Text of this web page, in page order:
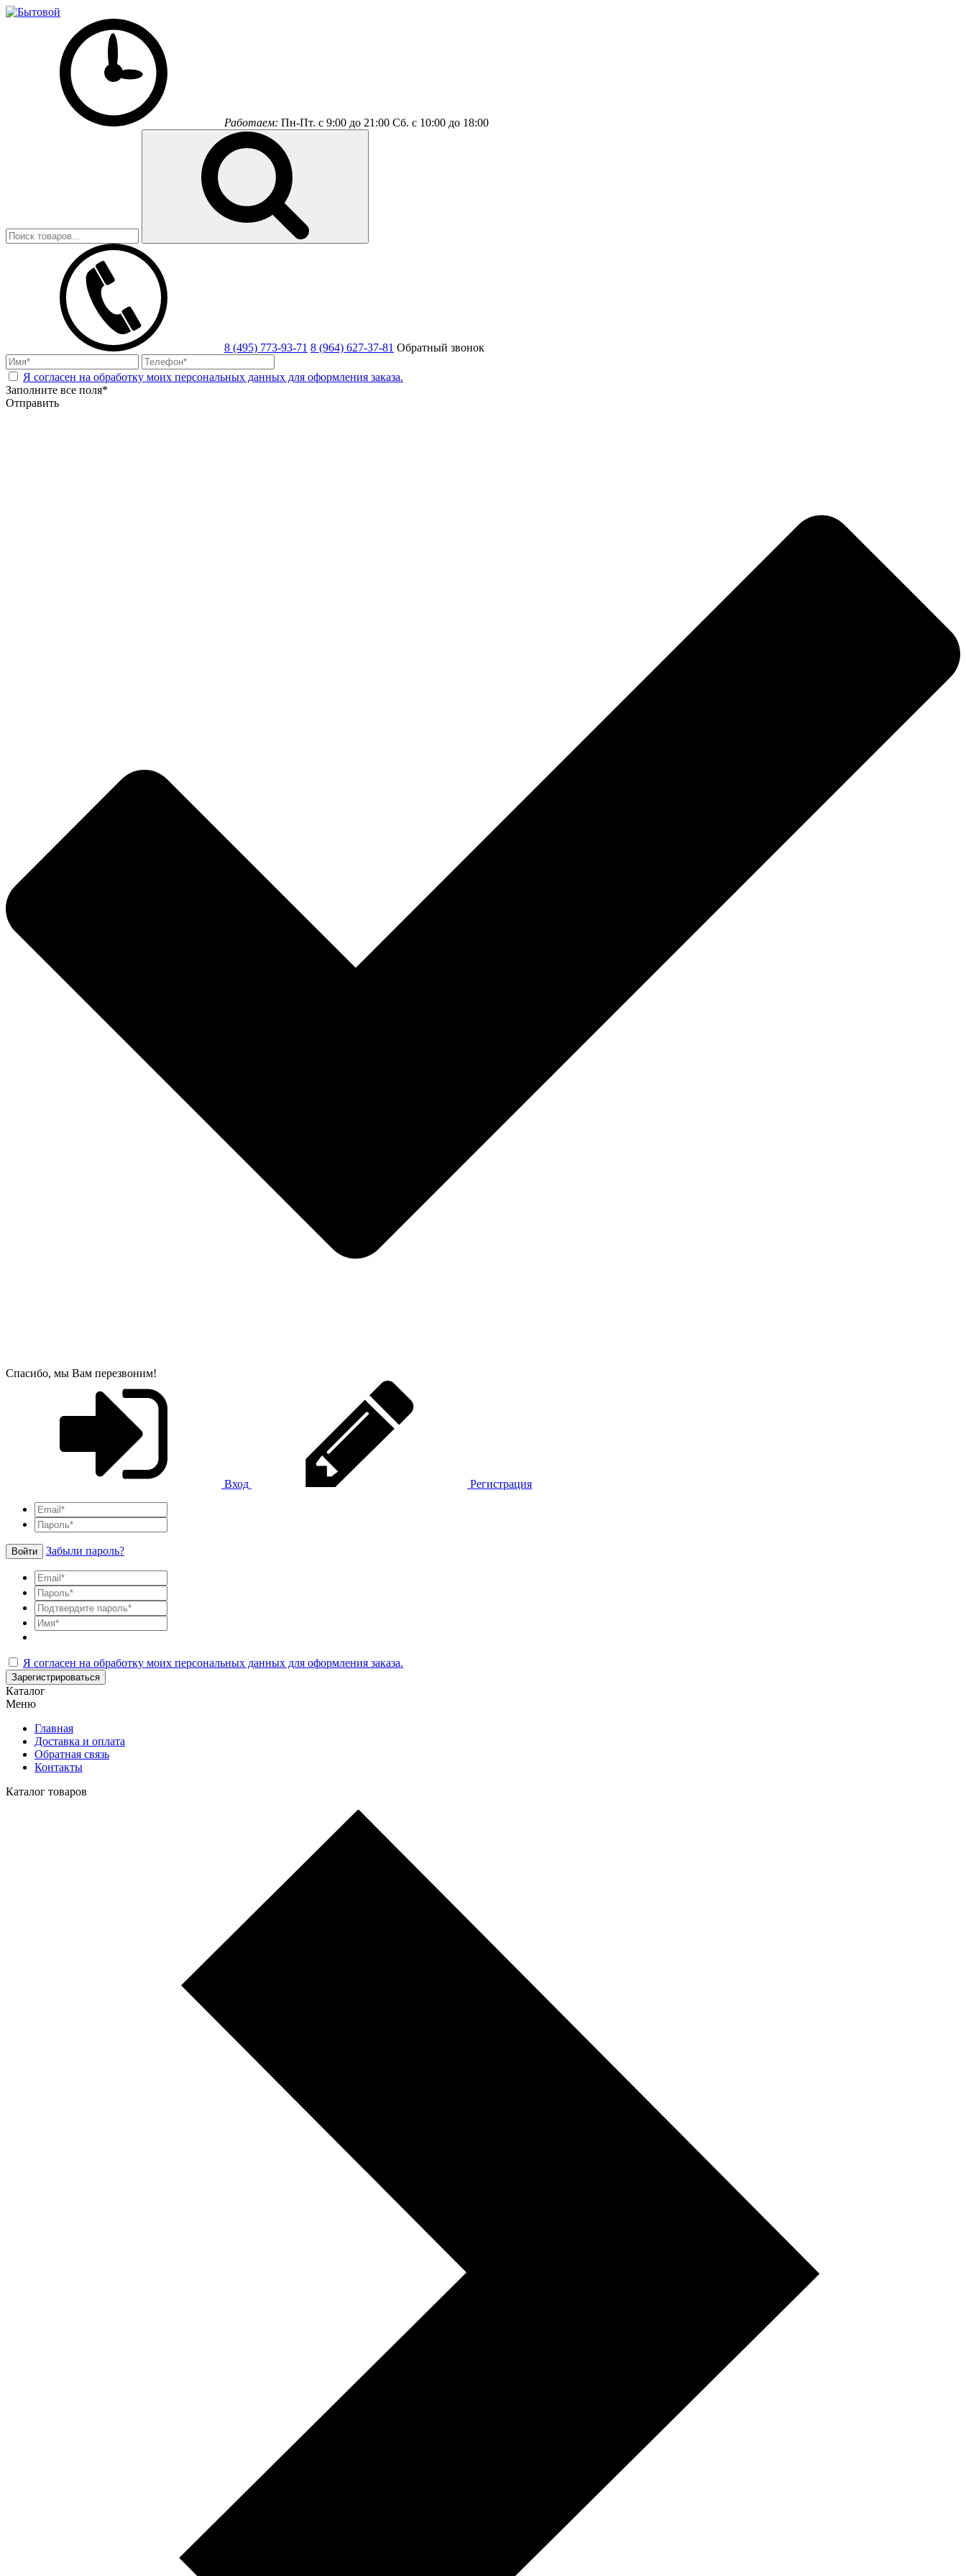
Работаем: Пн-Пт. с 9:00 до 21:00 Сб. с 10:00 до 18:00
8 (495) 773-93-71 8 (964) 627-37-81 Обратный звонок
Я согласен на обработку моих персональных данных для оформления заказа.
Заполните все поля*
Отправить
Спасибо, мы Вам перезвоним!
Вход Регистрация
Войти Забыли пароль?
Я согласен на обработку моих персональных данных для оформления заказа.
Зарегистрироваться
Каталог
Меню
Главная
Доставка и оплата
Обратная связь
Контакты
Каталог товаров